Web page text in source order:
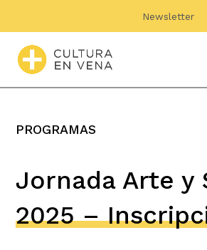
Newsletter
PROGRAMAS
Jornada Arte y
2025 –